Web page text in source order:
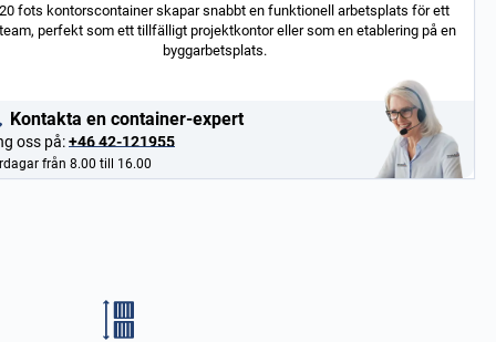
fots kontorscontainer skapar snabbt en funktionell arbetsplats för ett
perfekt som ett tillfälligt projektkontor eller som en etablering på en
byggarbetsplats.
Kontakta en container-expert
oss på:+46 42-121955
från 8.00 till 16.00